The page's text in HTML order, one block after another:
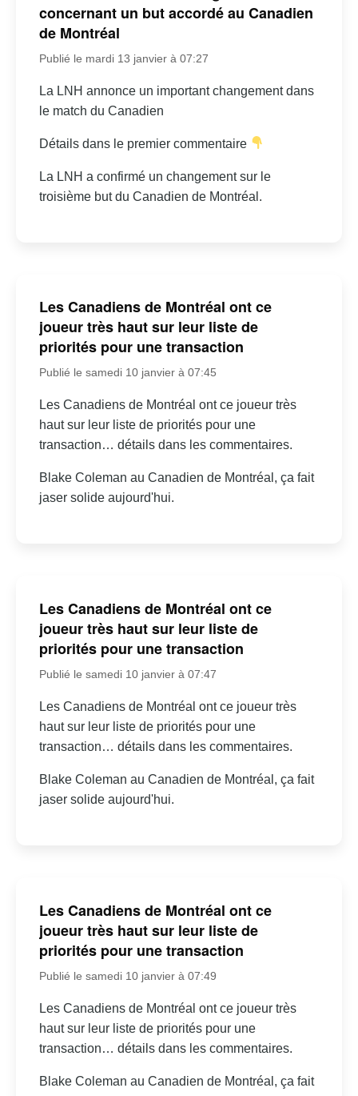
concernant un but accordé au Canadien
de Montréal
Publié le mardi 13 janvier à 07:27
La LNH annonce un important changement dans
le match du Canadien
Détails dans le premier commentaire
La LNH a confirmé un changement sur le
troisième but du Canadien de Montréal.
Les Canadiens de Montréal ont ce
joueur très haut sur leur liste de
priorités pour une transaction
Publié le samedi 10 janvier à 07:45
Les Canadiens de Montréal ont ce joueur très
haut sur leur liste de priorités pour une
transaction… détails dans les commentaires.
Blake Coleman au Canadien de Montréal, ça fait
jaser solide aujourd'hui.
Les Canadiens de Montréal ont ce
joueur très haut sur leur liste de
priorités pour une transaction
Publié le samedi 10 janvier à 07:47
Les Canadiens de Montréal ont ce joueur très
haut sur leur liste de priorités pour une
transaction… détails dans les commentaires.
Blake Coleman au Canadien de Montréal, ça fait
jaser solide aujourd'hui.
Les Canadiens de Montréal ont ce
joueur très haut sur leur liste de
priorités pour une transaction
Publié le samedi 10 janvier à 07:49
Les Canadiens de Montréal ont ce joueur très
haut sur leur liste de priorités pour une
transaction… détails dans les commentaires.
Blake Coleman au Canadien de Montréal, ça fait